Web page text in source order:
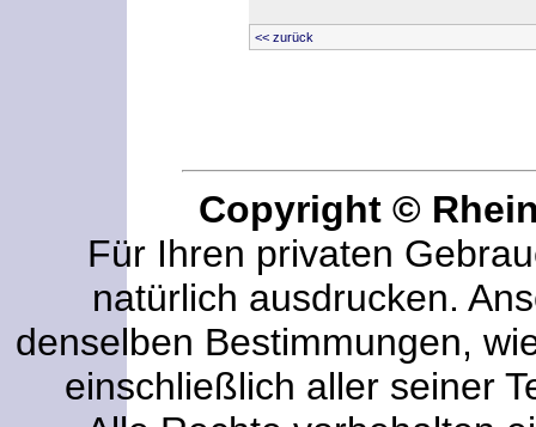
<< zurück
Copyright ©
Für Ihren privaten
natürlich ausdrucken.
denselben Bestimmungen,
einschließlich aller seiner